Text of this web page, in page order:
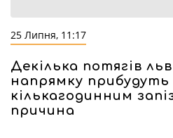
25 Липня, 11:17
Декілька потягів
напрямку прибудуть
кількагодинним
причина